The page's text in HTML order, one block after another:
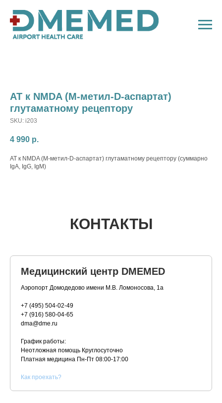
АТ к NMDA (M-метил-D-аспартат)
глутаматному рецептору
SKU: i203
4 990 р.
АТ к NMDA (M-метил-D-аспартат) глутаматному рецептору (суммарно
IgA, IgG, IgM)
КОНТАКТЫ
Медицинский центр DMEMED
Аэропорт Домодедово имени М.В. Ломоносова, 1а
+7 (495) 504-02-49
+7 (916) 580-04-65
dma@dme.ru
График работы:
Неотложная помощь Круглосуточно
Платная медицина Пн-Пт 08:00-17:00
Как проехать?